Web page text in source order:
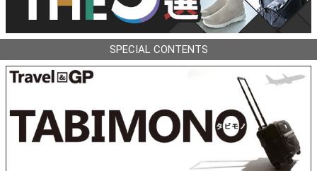
SPECIAL CONTENTS